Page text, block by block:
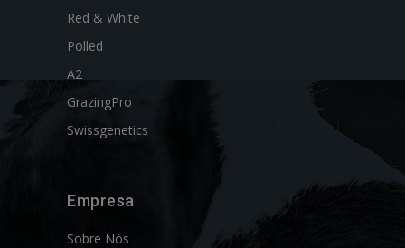
Red & White
Polled
A2
GrazingPro
Swissgenetics
Empresa
Sobre Nós